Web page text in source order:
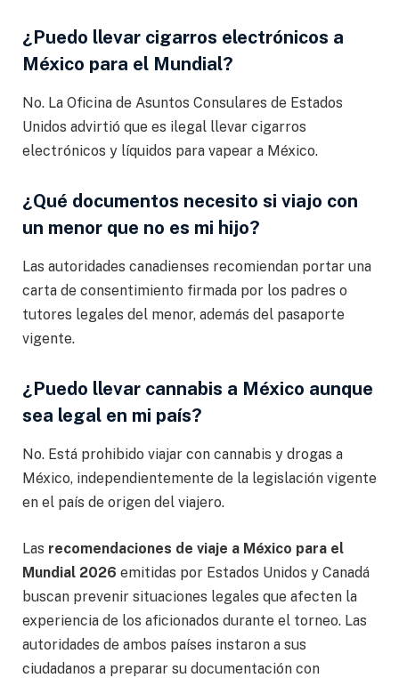
¿Puedo llevar cigarros electrónicos a
México para el Mundial?
No. La Oficina de Asuntos Consulares de Estados
Unidos advirtió que es ilegal llevar cigarros
electrónicos y líquidos para vapear a México.
¿Qué documentos necesito si viajo con
un menor que no es mi hijo?
Las autoridades canadienses recomiendan portar una
carta de consentimiento firmada por los padres o
tutores legales del menor, además del pasaporte
vigente.
¿Puedo llevar cannabis a México aunque
sea legal en mi país?
No. Está prohibido viajar con cannabis y drogas a
México, independientemente de la legislación vigente
en el país de origen del viajero.
Las recomendaciones de viaje a México para el
Mundial 2026 emitidas por Estados Unidos y Canadá
buscan prevenir situaciones legales que afecten la
experiencia de los aficionados durante el torneo. Las
autoridades de ambos países instaron a sus
ciudadanos a preparar su documentación con